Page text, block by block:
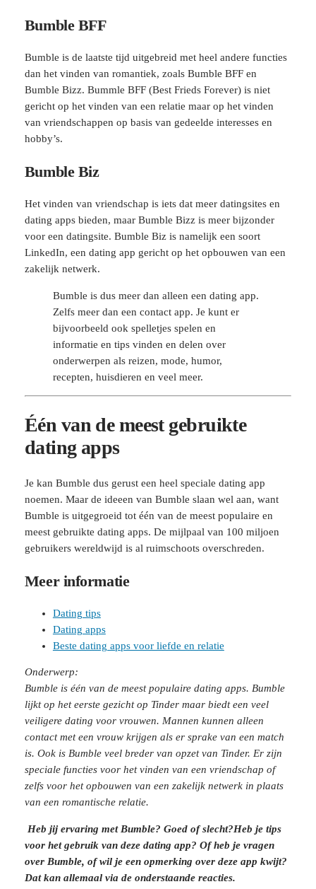
Bumble BFF
Bumble is de laatste tijd uitgebreid met heel andere functies
dan het vinden van romantiek, zoals Bumble BFF en
Bumble Bizz. Bummle BFF (Best Frieds Forever) is niet
gericht op het vinden van een relatie maar op het vinden
van vriendschappen op basis van gedeelde interesses en
hobby’s.
Bumble Biz
Het vinden van vriendschap is iets dat meer datingsites en
dating apps bieden, maar Bumble Bizz is meer bijzonder
voor een datingsite. Bumble Biz is namelijk een soort
LinkedIn, een dating app gericht op het opbouwen van een
zakelijk netwerk.
Bumble is dus meer dan alleen een dating app.
Zelfs meer dan een contact app. Je kunt er
bijvoorbeeld ook spelletjes spelen en
informatie en tips vinden en delen over
onderwerpen als reizen, mode, humor,
recepten, huisdieren en veel meer.
Één van de meest gebruikte
dating apps
Je kan Bumble dus gerust een heel speciale dating app
noemen. Maar de ideeen van Bumble slaan wel aan, want
Bumble is uitgegroeid tot één van de meest populaire en
meest gebruikte dating apps. De mijlpaal van 100 miljoen
gebruikers wereldwijd is al ruimschoots overschreden.
Meer informatie
Dating tips
Dating apps
Beste dating apps voor liefde en relatie
Onderwerp:
Bumble is één van de meest populaire dating apps. Bumble
lijkt op het eerste gezicht op Tinder maar biedt een veel
veiligere dating voor vrouwen. Mannen kunnen alleen
contact met een vrouw krijgen als er sprake van een match
is. Ook is Bumble veel breder van opzet van Tinder. Er zijn
speciale functies voor het vinden van een vriendschap of
zelfs voor het opbouwen van een zakelijk netwerk in plaats
van een romantische relatie.
Heb jij ervaring met Bumble? Goed of slecht?Heb je tips
voor het gebruik van deze dating app? Of heb je vragen
over Bumble, of wil je een opmerking over deze app kwijt?
Dat kan allemaal via de onderstaande reacties.